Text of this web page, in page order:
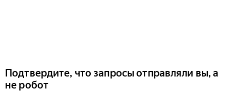
Подтвердите, что запросы отправляли вы, а
не робот